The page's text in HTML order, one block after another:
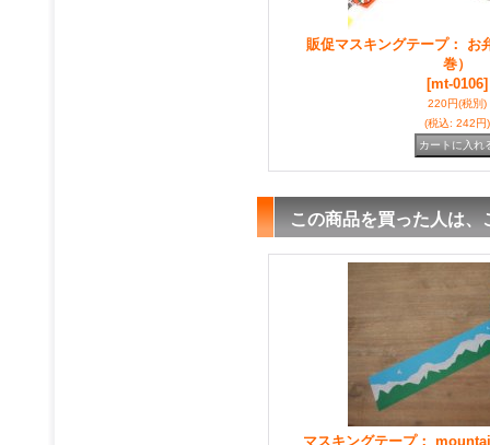
販促マスキングテープ： お
巻）
[mt-0106]
220円(税別)
(税込: 242円)
この商品を買った人は
マスキングテープ：